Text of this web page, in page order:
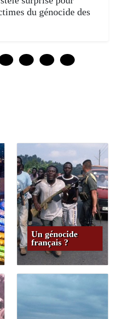
du génocide des
Un génocide
français ?